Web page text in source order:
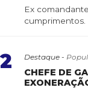
Ex
cumprimentos. ...
2 Destaque -
CHEFE DE